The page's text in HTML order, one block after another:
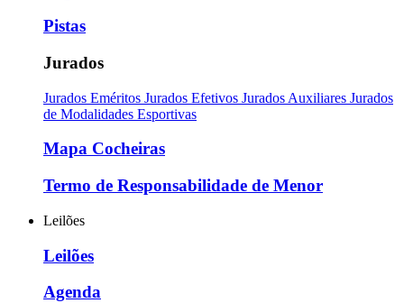
Pistas
Jurados
Jurados Eméritos Jurados Efetivos Jurados Auxiliares Jurados
de Modalidades Esportivas
Mapa Cocheiras
Termo de Responsabilidade de Menor
Leilões
Leilões
Agenda